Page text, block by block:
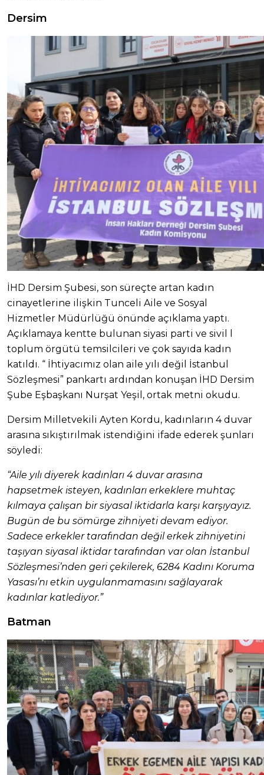
Dersim
İHD Dersim Şubesi, son süreçte artan kadın
cinayetlerine ilişkin Tunceli Aile ve Sosyal
Hizmetler Müdürlüğü önünde açıklama yaptı.
Açıklamaya kentte bulunan siyasi parti ve sivil l
toplum örgütü temsilcileri ve çok sayıda kadın
katıldı. “ İhtiyacımız olan aile yılı değil İstanbul
Sözleşmesi” pankartı ardından konuşan İHD Dersim
Şube Eşbaşkanı Nurşat Yeşil, ortak metni okudu.
Dersim Milletvekili Ayten Kordu, kadınların 4 duvar
arasına sıkıştırılmak istendiğini ifade ederek şunları
söyledi:
“Aile yılı diyerek kadınları 4 duvar arasına
hapsetmek isteyen, kadınları erkeklere muhtaç
kılmaya çalışan bir siyasal iktidarla karşı karşıyayız.
Bugün de bu sömürge zihniyeti devam ediyor.
Sadece erkekler tarafından değil erkek zihniyetini
taşıyan siyasal iktidar tarafından var olan İstanbul
Sözleşmesi’nden geri çekilerek, 6284 Kadını Koruma
Yasası’nı etkin uygulanmamasını sağlayarak
kadınlar katlediyor.”
Batman